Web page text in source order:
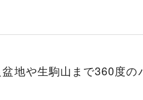
地や生駒山まで360度